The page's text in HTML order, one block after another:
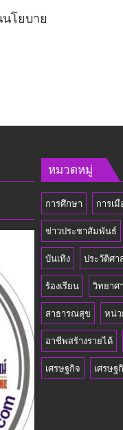
โยบาย
หมวดหมู่
การศึกษา การเมื
ข่าวประชาสัมพันธ์
บันเทิง ประวัติศา
ร้องเรียน วิทยาศ
สาธารณสุข หน่ว
อาชีพสร้างรายได้
เศรษฐกิจ เศรษฐ